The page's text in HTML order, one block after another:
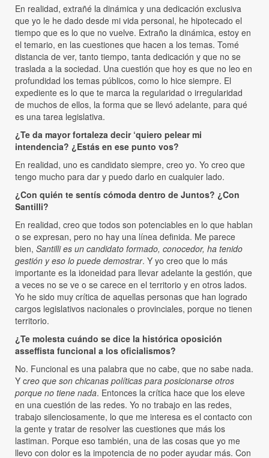
En realidad, extrañé la dinámica y una dedicación exclusiva
que yo le he dado desde mi vida personal, he hipotecado el
tiempo que es lo que no vuelve. Extraño la dinámica, estoy en
el temario, en las cuestiones que hacen a los temas. Tomé
distancia de ver, tanto tiempo, tanta dedicación y que no se
traslada a la sociedad. Una cuestión que hoy es que no leo en
profundidad los temas públicos, como lo hice siempre. El
expediente es lo que te marca la regularidad o irregularidad
de muchos de ellos, la forma que se llevó adelante, para qué
es una tarea legislativa.
¿Te da mayor fortaleza decir ‘quiero pelear mi
intendencia? ¿Estás en ese punto vos?
En realidad, uno es candidato siempre, creo yo. Yo creo que
tengo mucho para dar y puedo darlo en cualquier lado.
¿Con quién te sentís cómoda dentro de Juntos? ¿Con
Santilli?
En realidad, creo que todos son potenciables en lo que hablan
o se expresan, pero no hay una línea definida. Me parece
bien, Santilli es un candidato formado, conocedor, ha tenido
gestión y eso lo puede demostrar. Y yo creo que lo más
importante es la idoneidad para llevar adelante la gestión, que
a veces no se ve o se carece en el territorio y en otros lados.
Yo he sido muy crítica de aquellas personas que han logrado
cargos legislativos nacionales o provinciales, porque no tienen
territorio.
¿Te molesta cuándo se dice la histórica oposición
asseffista funcional a los oficialismos?
No. Funcional es una palabra que no cabe, que no sabe nada.
Y creo que son chicanas políticas para posicionarse otros
porque no tiene nada. Entonces la crítica hace que los eleve
en una cuestión de las redes. Yo no trabajo en las redes,
trabajo silenciosamente, lo que me interesa es el contacto con
la gente y tratar de resolver las cuestiones que más los
lastiman. Porque eso también, una de las cosas que yo me
llevo con dolor es la impotencia de no poder ayudar más. Con